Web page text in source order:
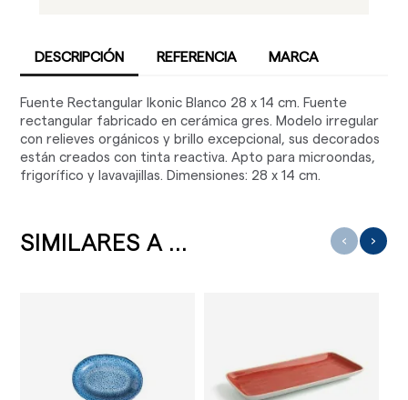
DESCRIPCIÓN REFERENCIA MARCA
Fuente Rectangular Ikonic Blanco 28 x 14 cm. Fuente
rectangular fabricado en cerámica gres. Modelo irregular
con relieves orgánicos y brillo excepcional, sus decorados
están creados con tinta reactiva. Apto para microondas,
frigorífico y lavavajillas. Dimensiones: 28 x 14 cm.
SIMILARES A ... ‹ ›